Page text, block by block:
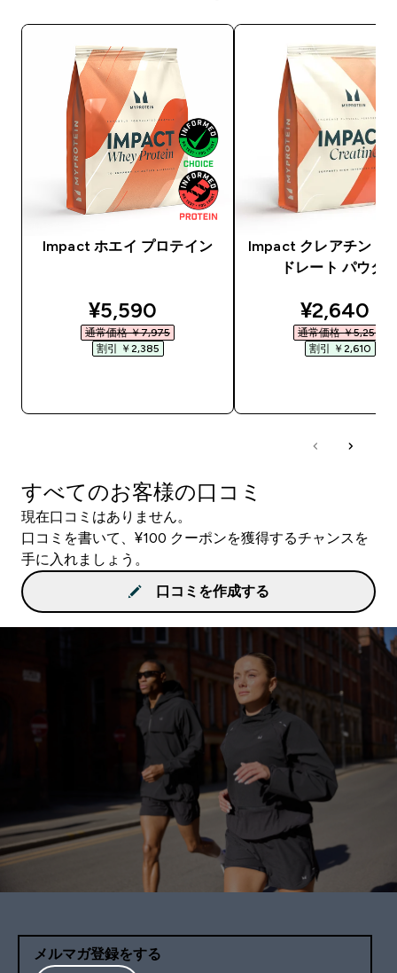
Impact ホエイ プロテイン
discounted price
¥5,590‎
通常価格 ￥7,975‎
割引 ￥2,385‎
Impact クレアチン モ
ドレート パウダ
¥2,640‎
通常価格 ￥5,250‎
割引 ￥2,610‎
すべてのお客様の口コミ
現在口コミはありません。
口コミを書いて、¥100 クーポンを獲得するチャンスを
手に入れましょう。
口コミを作成する
メルマガ登録をする